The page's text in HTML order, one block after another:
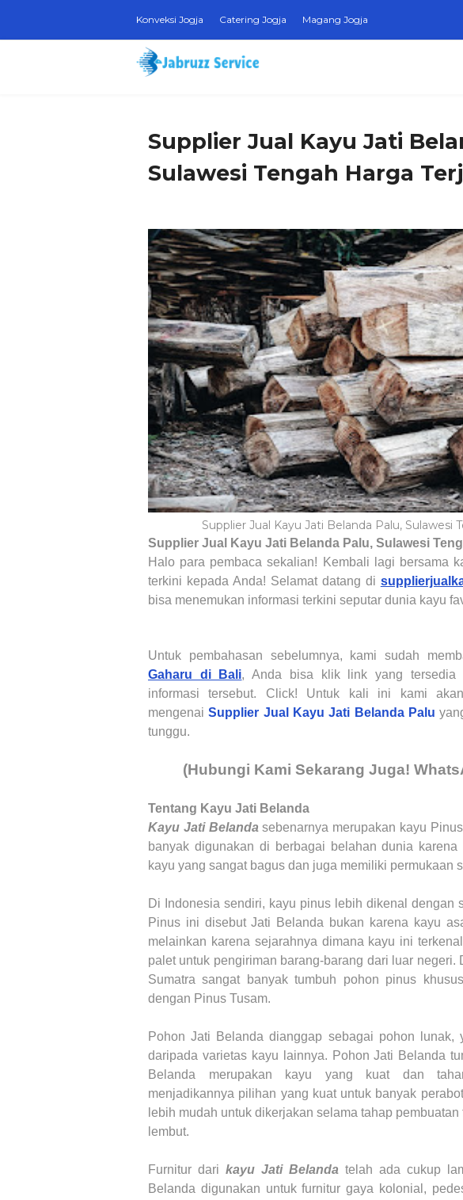
Konveksi Jogja Catering Jogja Magang Jogja
Supplier Jual Kayu Jati
Sulawesi Tengah Harga
Supplier Jual Kayu Jati Belanda Palu, Sulawesi
Supplier Jual Kayu Jati Belanda Palu, Sulawesi
Halo para pembaca sekalian! Kembali lagi bersama
terkini kepada Anda! Selamat datang di
bisa menemukan informasi terkini seputar dunia kayu
Untuk pembahasan sebelumnya, kami sudah
Gaharu di Bali, Anda bisa klik link yang tersedia
informasi tersebut. Click! Untuk kali ini kami
mengenaiSupplier Jual Kayu Jati BelandaPalu
tunggu.
(Hubungi Kami Sekarang Juga!
Tentang Kayu Jati Belanda
Kayu Jati Belandasebenarnya merupakan kayu
banyak digunakan di berbagai belahan dunia
kayu yang sangat bagus dan juga memiliki permukaan
Di Indonesia sendiri, kayu pinus lebih dikenal dengan
Pinus ini disebut Jati Belanda bukan karena kayu
melainkan karena sejarahnya dimana kayu ini
palet untuk pengiriman barang-barang dari luar
Sumatra sangat banyak tumbuh pohon pinus
dengan Pinus Tusam.
Pohon Jati Belanda dianggap sebagai pohon
daripada varietas kayu lainnya. Pohon Jati Belanda
Belanda merupakan kayu yang kuat dan
menjadikannya pilihan yang kuat untuk banyak
lebih mudah untuk dikerjakan selama tahap
lembut.
Furnitur dari kayu Jati Belanda telah ada cukup
Belanda digunakan untuk furnitur gaya kolonial,